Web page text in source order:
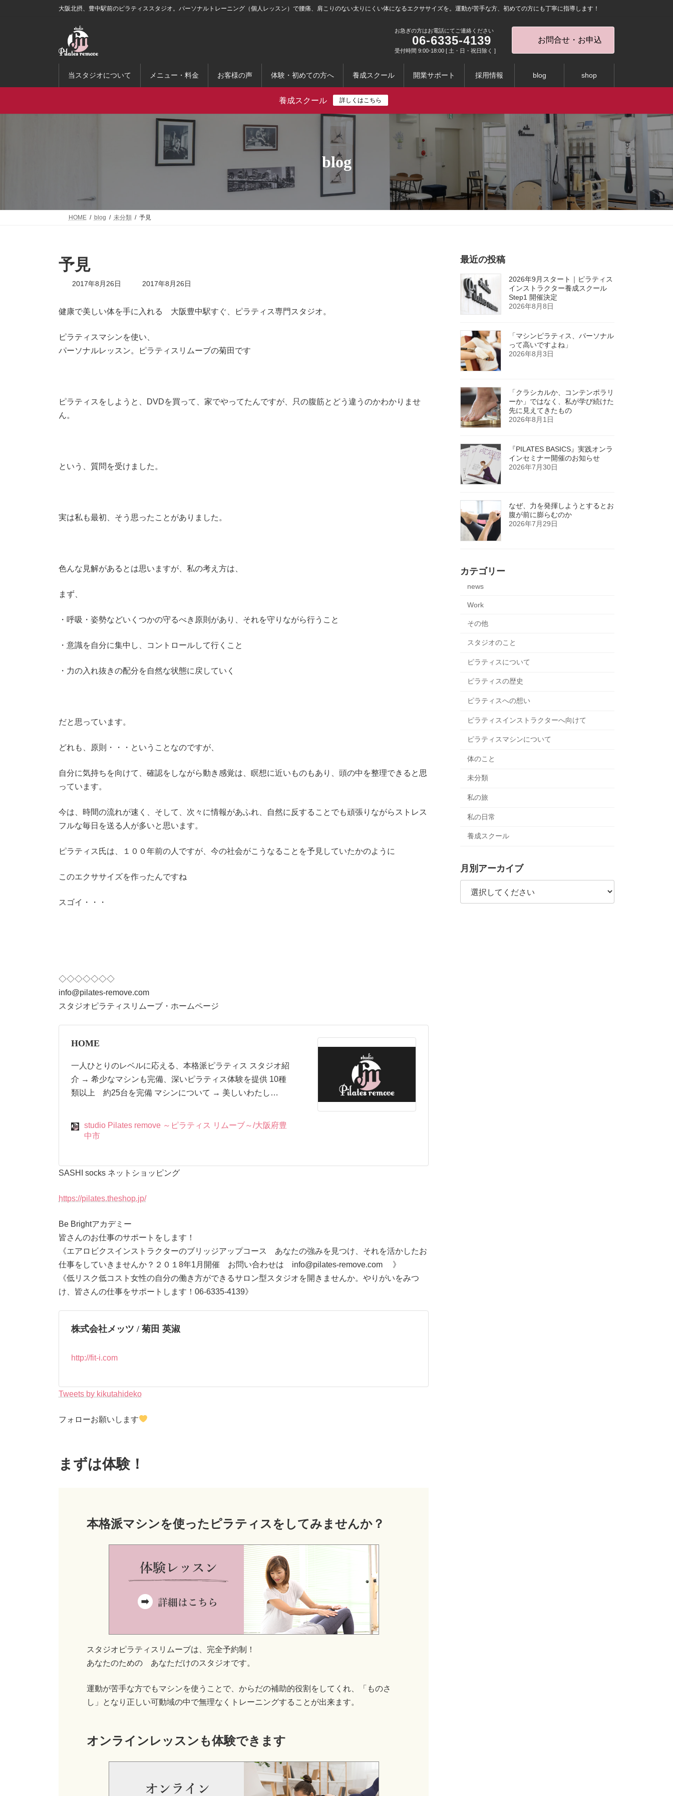
ッ
移
大阪北摂、豊中駅前のピラティススタジオ。パーソナルトレーニング（個人レッスン）で腰痛、肩こりのない太りにくい体になるエクササイズを。運動が苦手な方、初めての方にも丁寧に指導します！
お急ぎの方はお電話にてご連絡ください
06-6335-4139
受付時間 9:00-18:00 [ 土・日・祝日除く ]
お問合せ・お申込
当スタジオについて メニュー・料金 お客様の声 体験・初めての方へ 養成スクール 開業サポート 採用情報 blog shop
養成スクール 詳しくはこちら
blog
HOME blog 未分類 予見
予見
2017年8月26日
最
新
:
2017年8月26日
健康で美しい体を手に入れる 大阪豊中駅すぐ、ピラティス専門スタジオ。
ピラティスマシンを使い、
パーソナルレッスン。ピラティスリムーブの菊田です
ピラティスをしようと、DVDを買って、家でやってたんですが、只の腹筋とどう違うのかわかりませ
ん。
という、質問を受けました。
実は私も最初、そう思ったことがありました。
色んな見解があるとは思いますが、私の考え方は、
まず、
・呼吸・姿勢などいくつかの守るべき原則があり、それを守りながら行うこと
・意識を自分に集中し、コントロールして行くこと
・力の入れ抜きの配分を自然な状態に戻していく
だと思っています。
どれも、原則・・・ということなのですが、
自分に気持ちを向けて、確認をしながら動き感覚は、瞑想に近いものもあり、頭の中を整理できると思
っています。
今は、時間の流れが速く、そして、次々に情報があふれ、自然に反することでも頑張りながらストレス
フルな毎日を送る人が多いと思います。
ピラティス氏は、１００年前の人ですが、今の社会がこうなることを予見していたかのように
このエクササイズを作ったんですね
スゴイ・・・
◇◇◇◇◇◇◇
info@pilates-remove.com
スタジオピラティスリムーブ・ホームページ
HOME
一人ひとりのレベルに応える、本格派ピラティス スタジオ紹
介 → 希少なマシンも完備、深いピラティス体験を提供 10種
類以上 約25台を完備 マシンについて → 美しいわたし…
studio Pilates remove ～ピラティス リムーブ～/大阪府豊
中市
SASHI socks ネットショッピング
https://pilates.theshop.jp/
Be Brightアカデミー
皆さんのお仕事のサポートをします！
《エアロビクスインストラクターのブリッジアップコース あなたの強みを見つけ、それを活かしたお
仕事をしていきませんか？２０１8年1月開催 お問い合わせは info@pilates-remove.com 》
《低リスク低コスト女性の自分の働き方ができるサロン型スタジオを開きませんか。やりがいをみつ
け、皆さんの仕事をサポートします！06-6335-4139》
株式会社メッツ / 菊田 英淑
http://fit-i.com
Tweets by kikutahideko
フォローお願いします
まずは体験！
本格派マシンを使ったピラティスをしてみませんか？
スタジオピラティスリムーブは、完全予約制！
あなたのための あなただけのスタジオです。
運動が苦手な方でもマシンを使うことで、からだの補助的役割をしてくれ、「ものさ
し」となり正しい可動域の中で無理なくトレーニングすることが出来ます。
オンラインレッスンも体験できます
最近の投稿
2026年9月スタート｜ピラティス
インストラクター養成スクール
Step1 開催決定
2026年8月8日
「マシンピラティス、パーソナル
って高いですよね」
2026年8月3日
「クラシカルか、コンテンポラリ
ーか」ではなく、私が学び続けた
先に見えてきたもの
2026年8月1日
『PILATES BASICS』実践オンラ
インセミナー開催のお知らせ
2026年7月30日
なぜ、力を発揮しようとするとお
腹が前に膨らむのか
2026年7月29日
カテゴリー
news
Work
その他
スタジオのこと
ピラティスについて
ピラティスの歴史
ピラティスへの想い
ピラティスインストラクターへ向けて
ピラティスマシンについて
体のこと
未分類
私の旅
私の日常
養成スクール
月別アーカイブ